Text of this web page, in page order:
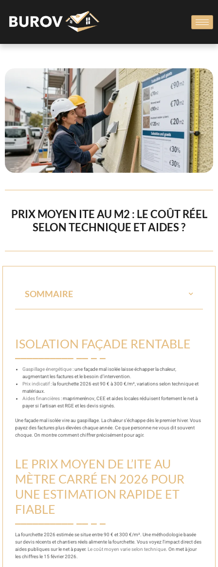
PRIX MOYEN ITE AU M2 : LE COÛT RÉEL
SELON TECHNIQUE ET AIDES ?
SOMMAIRE
ISOLATION FAÇADE RENTABLE
Gaspillage énergétique: une façade mal isolée laisse échapper la chaleur,
augmentant les factures et le besoin d’intervention.
Prix indicatif: la fourchette 2026 est 90 € à 300 €/m², variations selon technique et
matériaux.
Aides financières: maprimerénov, CEE et aides locales réduisent fortement le net à
payer si l’artisan est RGE et les devis signés.
Une façade mal isolée vire au gaspillage. La chaleur s’échappe dès le premier hiver. Vous
payez des factures plus élevées chaque année. Ce que personne ne vous dit souvent
choque. On montre comment chiffrer précisément pour agir.
LE PRIX MOYEN DE L’ITE AU
MÈTRE CARRÉ EN 2026 POUR
UNE ESTIMATION RAPIDE ET
FIABLE
La fourchette 2026 estimée se situe entre 90 € et 300 €/m². Une méthodologie basée
sur devis récents et chantiers réels alimente la fourchette. Vous voyez l’impact direct des
aides publiques sur le net à payer. Le coût moyen varie selon technique. On met à jour
les chiffres le 15 février 2026.